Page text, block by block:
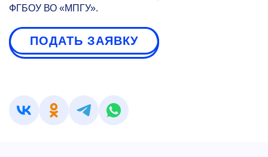
ФГБОУ ВО «МПГУ».
ПОДАТЬ ЗАЯВКУ